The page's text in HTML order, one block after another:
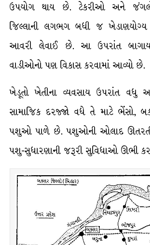
ઉપયોગ થાય છે. ટેકરીઓ અને
જિલ્લાની લગભગ બધી જ
આવરી લેવાઈ છે. આ ઉપરાંત
વાડીઓનો પણ વિકાસ કરવામાં આવ્યો છે.
ખેડૂતો ખેતીના વ્યવસાય ઉપરાંત
સામાજિક દરજ્જો વધે તે માટે ભેંસો,
પશુઓ પાળે છે. પશુઓની ઓલાદ ઊતરતી
પશુ-સુધારણાની જરૂરી સુવિધાઓ ઊભી